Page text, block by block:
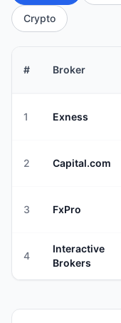
Crypto
# Broker
1 Exness
2 Capital.com
3 FxPro
4
Interactive
Brokers